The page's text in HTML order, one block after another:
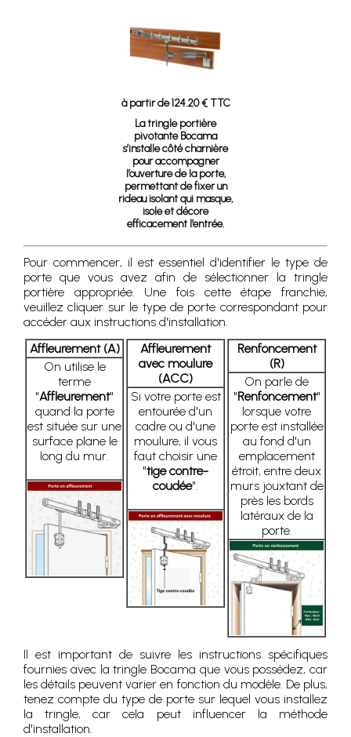
à partir de 124.20 € TTC
La tringle portière
pivotante Bocama
s’installe côté charnière
pour accompagner
l’ouverture de la porte,
permettant de fixer un
rideau isolant qui masque,
isole et décore
efficacement l’entrée.
Pour commencer, il est essentiel d'identifier le type de
porte que vous avez afin de sélectionner la tringle
portière appropriée. Une fois cette étape franchie,
veuillez cliquer sur le type de porte correspondant pour
accéder aux instructions d'installation.
Affleurement (A)
On utilise le
terme
"Affleurement"
quand la porte
est située sur une
surface plane le
long du mur.
Affleurement
avec moulure
(ACC)
Si votre porte est
entourée d'un
cadre ou d'une
moulure, il vous
faut choisir une
"tige contre-
coudée".
Renfoncement
(R)
On parle de
"Renfoncement"
lorsque votre
porte est installée
au fond d'un
emplacement
étroit, entre deux
murs jouxtant de
près les bords
latéraux de la
porte.
Il est important de suivre les instructions spécifiques
fournies avec la tringle Bocama que vous possédez, car
les détails peuvent varier en fonction du modèle. De plus,
tenez compte du type de porte sur lequel vous installez
la tringle, car cela peut influencer la méthode
d'installation.